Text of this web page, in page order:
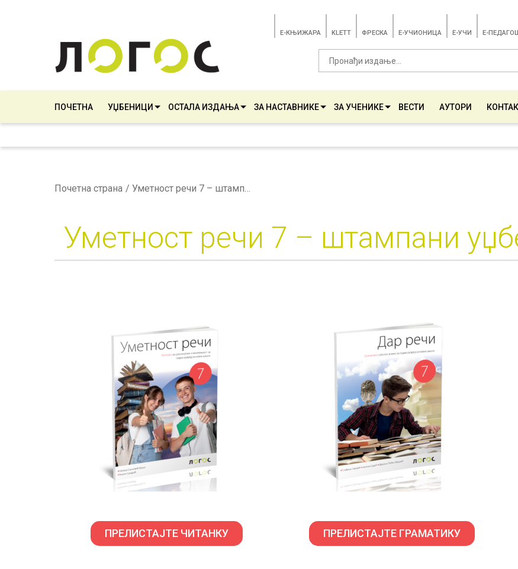
E-КЊИЖАРА KLETT ФРЕСКА E-УЧИОНИЦА E-УЧИ Е-
ПОЧЕТНА УЏБЕНИЦИ ОСТАЛА ИЗДАЊА ЗА НАСТАВНИКЕ ЗА УЧЕНИКЕ ВЕСТИ АУТОРИ
Почетна страна Уметност речи 7 – штампани уџбенички комплет
Уметност речи 7 – штампани
ПРЕЛИСТАЈТЕ ЧИТАНКУ ПРЕЛИСТАЈТЕ ГРАМАТИКУ